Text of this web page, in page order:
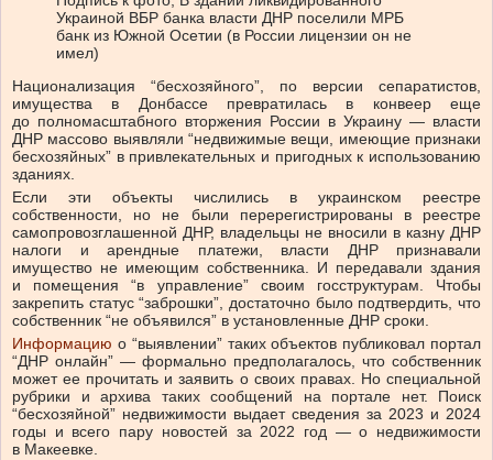
Украиной ВБР банка власти ДНР поселили МРБ
банк из Южной Осетии (в России лицензии он не
имел)
Национализация “бесхозяйного”, по версии сепаратистов,
имущества в Донбассе превратилась в конвеер еще
до полномасштабного вторжения России в Украину — власти
ДНР массово выявляли “недвижимые вещи, имеющие признаки
бесхозяйных” в привлекательных и пригодных к использованию
зданиях.
Если эти объекты числились в украинском реестре
собственности, но не были перерегистрированы в реестре
самопровозглашенной ДНР, владельцы не вносили в казну ДНР
налоги и арендные платежи, власти ДНР признавали
имущество не имеющим собственника. И передавали здания
и помещения “в управление” своим госструктурам. Чтобы
закрепить статус “заброшки”, достаточно было подтвердить, что
собственник “не объявился” в установленные ДНР сроки.
Информацию о “выявлении” таких объектов публиковал портал
“ДНР онлайн” — формально предполагалось, что собственник
может ее прочитать и заявить о своих правах. Но специальной
рубрики и архива таких сообщений на портале нет. Поиск
“бесхозяйной” недвижимости выдает сведения за 2023 и 2024
годы и всего пару новостей за 2022 год — о недвижимости
в Макеевке.